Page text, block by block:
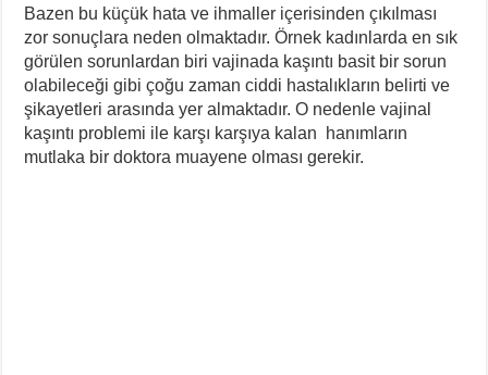
Bazen bu küçük hata ve ihmaller içerisinden çıkılması
zor sonuçlara neden olmaktadır. Örnek kadınlarda en sık
görülen sorunlardan biri vajinada kaşıntı basit bir sorun
olabileceği gibi çoğu zaman ciddi hastalıkların belirti ve
şikayetleri arasında yer almaktadır. O nedenle vajinal
kaşıntı problemi ile karşı karşıya kalan hanımların
mutlaka bir doktora muayene olması gerekir.